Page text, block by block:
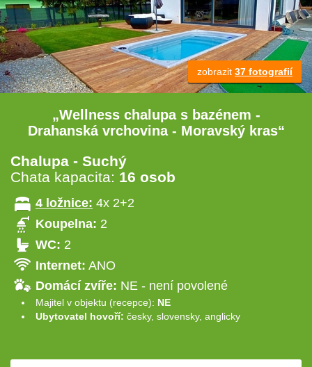
zobrazit 37 fotografií
„Wellness chalupa s bazénem -
Drahanská vrchovina - Moravský kras“
Chalupa - Suchý
Chata kapacita: 16 osob
4 ložnice: 4x 2+2
Koupelna: 2
WC: 2
Internet: ANO
Domácí zvíře: NE - není povolené
Majitel v objektu (recepce): NE
Ubytovatel hovoří: česky, slovensky, anglicky